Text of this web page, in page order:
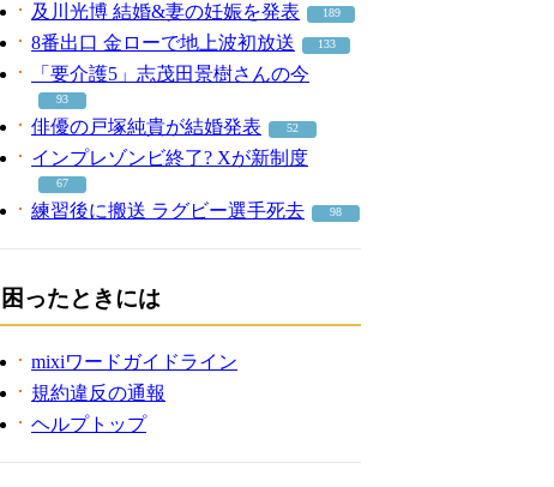
及川光博 結婚&妻の妊娠を発表 189
8番出口 金ローで地上波初放送 133
「要介護5」志茂田景樹さんの今
93
俳優の戸塚純貴が結婚発表 52
インプレゾンビ終了? Xが新制度
67
練習後に搬送 ラグビー選手死去 98
困ったときには
mixiワードガイドライン
規約違反の通報
ヘルプトップ